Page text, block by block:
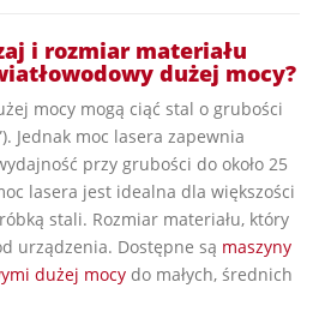
i rozmiar materiału
dużej mocy?
mocy mogą ciąć stal o grubości
Jednak moc lasera zapewnia
przy grubości do około 25
lasera jest idealna dla większości
stali. Rozmiar materiału, który
urządzenia. Dostępne są maszyny
dużej mocy do małych, średnich